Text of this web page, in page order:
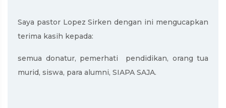
Saya pastor Lopez Sirken dengan ini mengucapkan
terima kasih kepada:
semua donatur, pemerhati pendidikan, orang tua
murid, siswa, para alumni, SIAPA SAJA.